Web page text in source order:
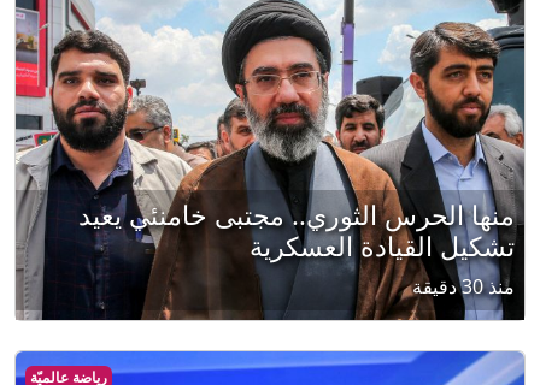
منها الحرس الثوري.. مجتبى خامنئي يعيد
تشكيل القيادة العسكرية
منذ 30 دقيقة
رياضة عالميّة